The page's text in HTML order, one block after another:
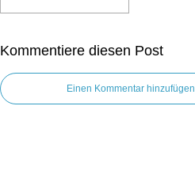
Kommentiere diesen Post
Einen Kommentar hinzufügen